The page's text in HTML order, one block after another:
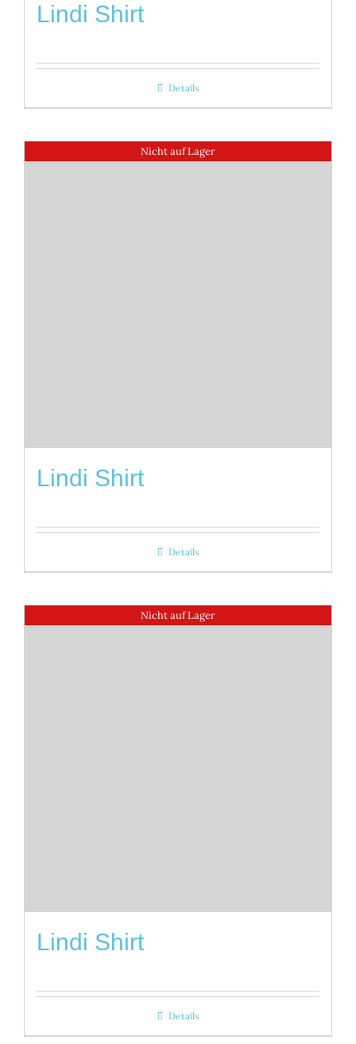
Lindi Shirt
Details
Nicht auf Lager
Lindi Shirt
Details
Nicht auf Lager
Lindi Shirt
Details